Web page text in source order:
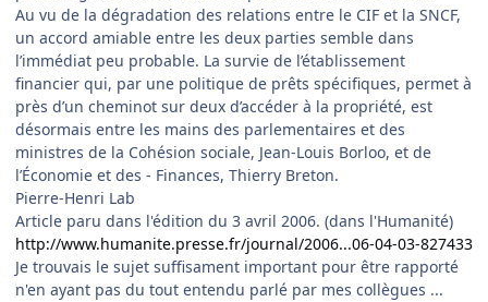
Au vu de la dégradation des relations entre le CIF et la SNCF,
un accord amiable entre les deux parties semble dans
l’immédiat peu probable. La survie de l’établissement
financier qui, par une politique de prêts spécifiques, permet à
près d’un cheminot sur deux d’accéder à la propriété, est
désormais entre les mains des parlementaires et des
ministres de la Cohésion sociale, Jean-Louis Borloo, et de
l’Économie et des - Finances, Thierry Breton.
Pierre-Henri Lab
Article paru dans l'édition du 3 avril 2006. (dans l'Humanité)
http://www.humanite.presse.fr/journal/2006...06-04-03-827433
Je trouvais le sujet suffisament important pour être rapporté
n'en ayant pas du tout entendu parlé par mes collègues ...